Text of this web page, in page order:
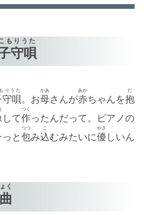
守唄
もりうた
守唄
りうた
。お母
かあ
さんが赤
あか
ちゃんを抱
だ
して作
つく
ったんだって。ピアノの
と包
つつ
み込
こ
むみたいに優
やさ
しいん
く